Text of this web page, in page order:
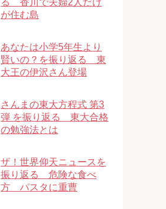
る 香川で夫婦2人だけ
が住む島
あなたは小学5年生より
賢いの？を振り返る 東
大王の伊沢さん登場
さんまの東大方程式 第3
弾 を振り返る 東大合格
の勉強法とは
ザ！世界仰天ニュースを
振り返る 危険な食べ
方 パスタに重曹